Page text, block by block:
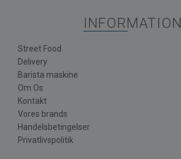
INFORMATION
Street Food
Delivery
Barista maskine
Om Os
Kontakt
Vores brands
Handelsbetingelser
Privatlivspolitik